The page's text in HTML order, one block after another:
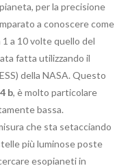
per la precisione
a conoscere come
1 a 10 volte quello del
fatta utilizzando il
della NASA. Questo
b, è molto particolare
bassa.
che sta setacciando
più luminose poste
esopianeti in